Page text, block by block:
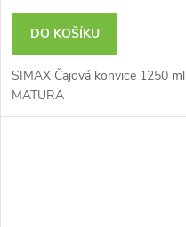
DO KOŠÍKU
SIMAX Čajová konvice 1250 ml
MATURA